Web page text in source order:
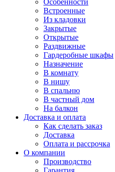
Особенности
Встроенные
Из кладовки
Закрытые
Открытые
Раздвижные
Гардеробные шкафы
Назначение
В комнату
В нишу
В спальню
В частный дом
На балкон
Доставка и оплата
Как сделать заказ
Доставка
Оплата и рассрочка
О компании
Производство
Гарантия